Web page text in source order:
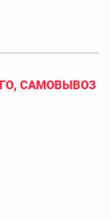
САМОВЫВОЗ